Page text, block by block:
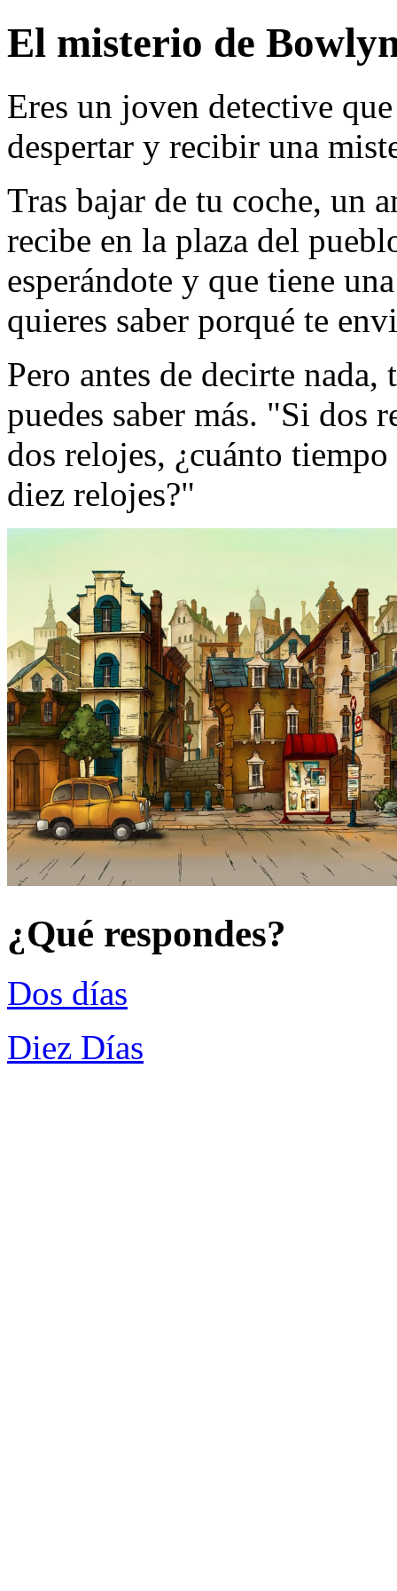
El misterio de
Eres un joven detective
despertar y recibir una
Tras bajar de tu coche, un
recibe en la plaza del
esperándote y que tiene
quieres saber porqué te
Pero antes de decirte
puedes saber más. "Si dos
dos relojes, ¿cuánto
diez relojes?"
¿Qué respondes?
Dos días
Diez Días